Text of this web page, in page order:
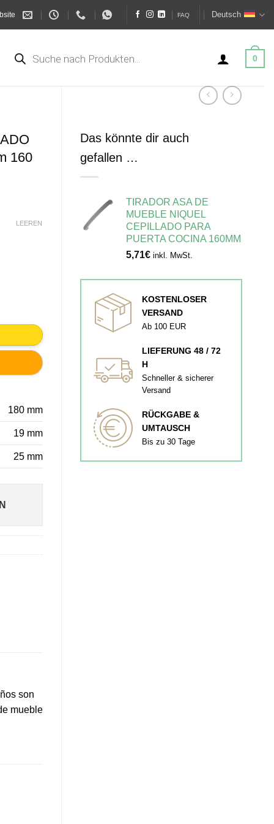
FAQ Deutsch
search
0
Das könnte dir auch
gefallen …
TIRADOR ASA DE
MUEBLE NIQUEL
CEPILLADO PARA
PUERTA COCINA 160MM
5,71€ inkl. MwSt.
KOSTENLOSER
VERSAND
Ab 100 EUR
LIEFERUNG 48 / 72
H
Schneller & sicherer
Versand
RÜCKGABE &
UMTAUSCH
Bis zu 30 Tage
160
LEEREN
160MM Menge
180 mm
19 mm
25 mm
son
mueble